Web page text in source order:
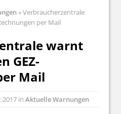
»Verbraucherzentrale
per Mail
warnt
GEZ-
Mail
2017 in Aktuelle Warnungen